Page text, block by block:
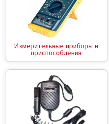
Измерительные приборы и
приспособления